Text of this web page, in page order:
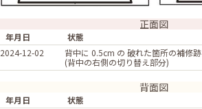
正面図
年月日 状態
2024-12-02
背中に 0.5cm の 破れた箇所の補修跡
(背中の右側の切り替え部分)
背面図
年月日 状態